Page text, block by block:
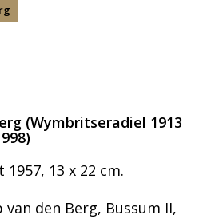
(Wymbritseradiel 1913
13 x 22 cm.
den Berg, Bussum II,